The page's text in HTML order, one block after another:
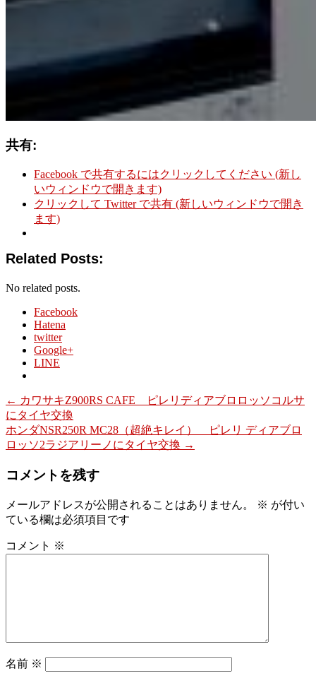
共有:
Facebook で共有するにはクリックしてください (新し
いウィンドウで開きます)
クリックして Twitter で共有 (新しいウィンドウで開き
ます)
Related Posts:
No related posts.
Facebook
Hatena
twitter
Google+
LINE
← カワサキZ900RS CAFE ピレリディアブロロッソコルサ
にタイヤ交換
ホンダNSR250R MC28（超絶キレイ） ピレリ ディアブロ
ロッソ2ラジアリーノにタイヤ交換 →
コメントを残す
メールアドレスが公開されることはありません。 ※ が付い
ている欄は必須項目です
コメント ※
名前 ※